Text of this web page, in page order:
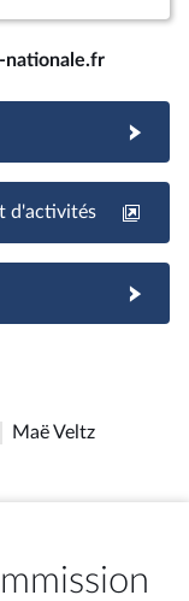
nationale.fr
d'activités
Maë Veltz